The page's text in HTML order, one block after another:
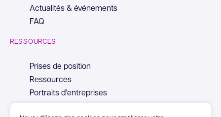
Actualités & événements
FAQ
RESSOURCES
Prises de position
Ressources
Portraits d'entreprises